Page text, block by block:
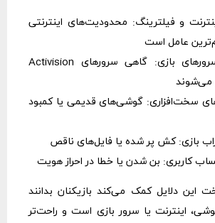
و فیلترینگ: محدودیت‌های اینترنتی
عامل است
مشکلات سرورهای بازی: گاهی سرورهای Activision
می‌شوند
سخت‌افزاری: گوشی‌های قدیمی یا کمبود
بازی: کش پر شده یا فایل‌های ناقص
کاربری: بن شدن یا خطا در احراز هویت
این دلایل کمک می‌کند بازیکنان بدانند
اینترنت یا سرور بازی است و راحت‌تر